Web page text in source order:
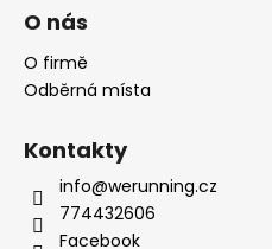
O nás
O firmě
Odběrná místa
Kontakty
info@werunning.cz
774432606
Facebook